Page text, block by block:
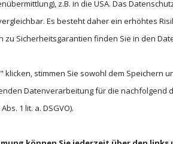
Senioren-Domizil Haus
liegt unser Haus ganz
z.B. in die USA. Das
Es besteht daher ein erhöhtes
zu Sicherheitsgarantien finden Sie in den
klicken, stimmen Sie sowohl dem
Datenverarbeitung für die
1 lit. a. DSGVO).